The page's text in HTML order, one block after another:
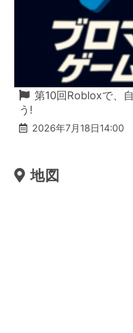
第10回Robloxで、
う!
2026年7月18日14:00
地図